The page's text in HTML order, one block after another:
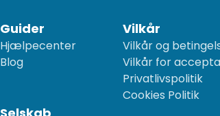
Guider
Hjælpecenter
Blog
Vilkår
Vilkår og
Vilkår for
Privatlivspolitik
Cookies Politik